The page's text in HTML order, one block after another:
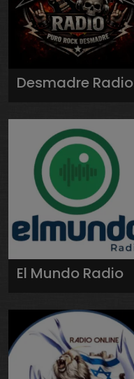
Desmadre Radio
El Mundo Radio